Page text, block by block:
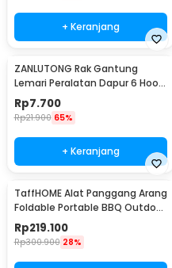
+ Keranjang
ZANLUTONG Rak Gantung
Lemari Peralatan Dapur 6 Hook
Besi - 2137
Rp7.700
Rp21.900 65%
+ Keranjang
TaffHOME Alat Panggang Arang
Foldable Portable BBQ Outdoor
Grill Stove - HWSK77
Rp219.100
Rp300.900 28%